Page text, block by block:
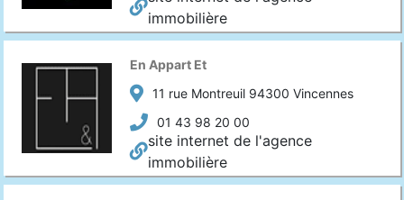
immobilière
En Appart Et
11 rue Montreuil 94300 Vincennes
01 43 98 20 00
site internet de l'agence
immobilière